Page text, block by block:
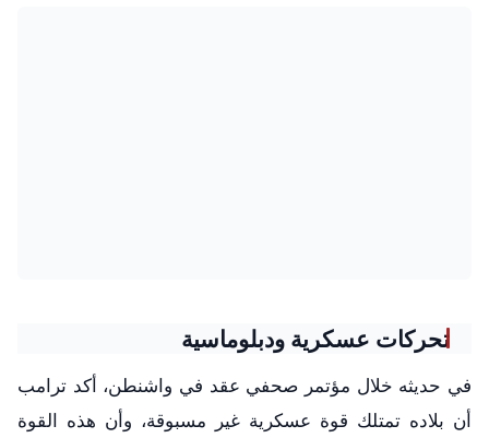
تحركات عسكرية ودبلوماسية
في حديثه خلال مؤتمر صحفي عقد في واشنطن، أكد ترامب
أن بلاده تمتلك قوة عسكرية غير مسبوقة، وأن هذه القوة